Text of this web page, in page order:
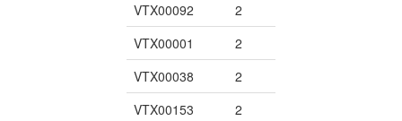
VTX00092
2
VTX00001
2
VTX00038
2
VTX00153
2